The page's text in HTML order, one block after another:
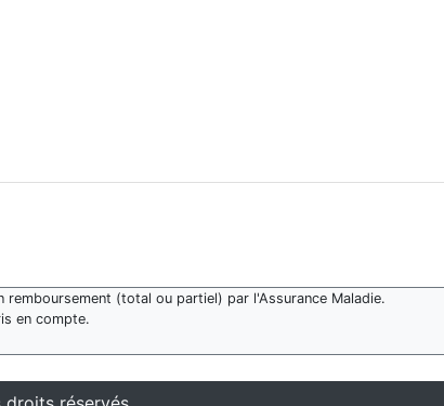
(total ou partiel) par l'Assurance Maladie.
en compte.